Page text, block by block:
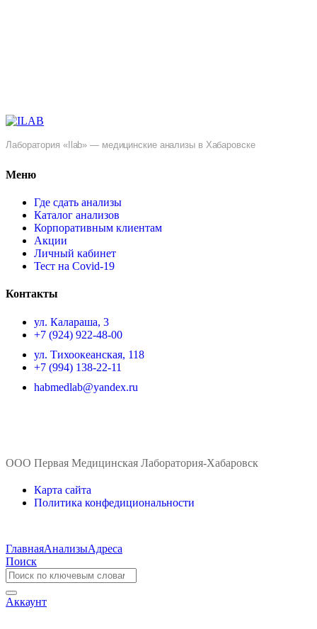
Лаборатория «Ilab» — медицинские анализы в Хабаровске
Меню
Где сдать анализы
Каталог анализов
Корпоративным клиентам
Акции
Личный кабинет
Тест на Covid-19
Контакты
ул. ​Калараша, 3
+7 (924) 922-48-00
ул. ​Тихоокеанская, 118
+7 (994) 138-22-11
habmedlab@yandex.ru
ООО Первая Медицинская Лаборатория-Хабаровск
Карта сайта
Политика конфедициональности
ГлавнаяАнализыАдреса
Поиск
Аккаунт